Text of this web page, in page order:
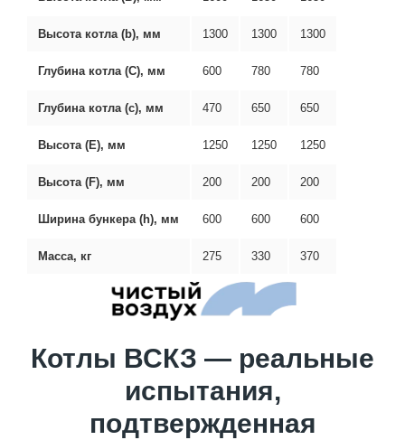
Высота котла (b), мм 1300 1300 1300
Глубина котла (С), мм 600 780 780
Глубина котла (с), мм 470 650 650
Высота (Е), мм 1250 1250 1250
Высота (F), мм 200 200 200
Ширина бункера (h), мм 600 600 600
Масса, кг 275 330 370
Котлы ВСКЗ — реальные
испытания,
подтвержденная